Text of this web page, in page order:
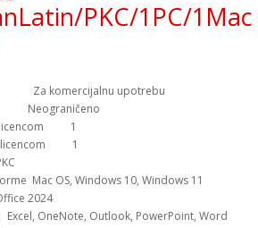
PKC/1PC/1Mac
Za komercijalnu upotrebu
licencom 1
licencom 1
Mac OS, Windows 10, Windows 11
2024
OneNote, Outlook, PowerPoint, Word